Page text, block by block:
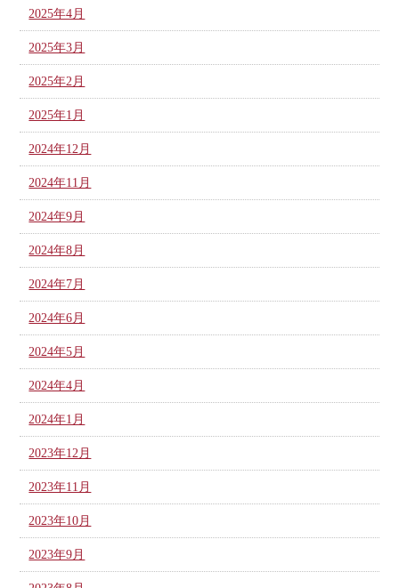
2025年4月
2025年3月
2025年2月
2025年1月
2024年12月
2024年11月
2024年9月
2024年8月
2024年7月
2024年6月
2024年5月
2024年4月
2024年1月
2023年12月
2023年11月
2023年10月
2023年9月